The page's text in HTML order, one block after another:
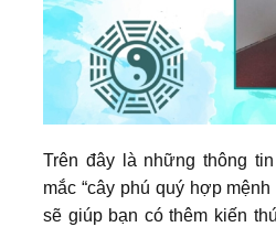
Trên đây là những thông
mắc “cây phú quý hợp
sẽ giúp bạn có thêm kiến